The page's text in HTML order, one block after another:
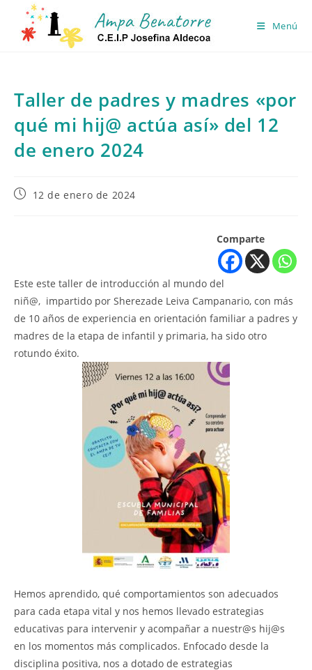
contenido
Menú
Taller de padres y madres «por
qué mi hij@ actúa así» del 12
de enero 2024
Publicación
12 de enero de 2024
Comparte
Este este taller de introducción al mundo del
niñ@, impartido por Sherezade Leiva Campanario, con más
de 10 años de experiencia en orientación familiar a padres y
madres de la etapa de infantil y primaria, ha sido otro
rotundo éxito.
Hemos aprendido, qué comportamientos son adecuados
para cada etapa vital y nos hemos llevado estrategias
educativas para intervenir y acompañar a nuestr@s hij@s
en los momentos más complicados. Enfocado desde la
disciplina positiva, nos a dotado de estrategias